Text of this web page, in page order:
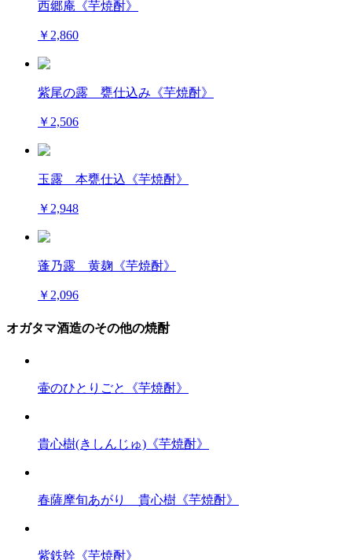
西郷庵《芋焼酎》
￥2,860
紫尾の露 甕仕込み《芋焼酎》
￥2,506
玉露 本甕仕込《芋焼酎》
￥2,948
蓬乃露 黄麹《芋焼酎》
￥2,096
オガタマ酒造のその他の焼酎
壷のひとりごと《芋焼酎》
貴心樹(きしんじゅ)《芋焼酎》
春薩摩旬あがり 貴心樹《芋焼酎》
紫鉄幹《芋焼酎》